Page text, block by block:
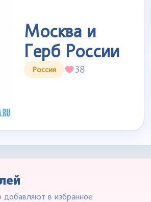
Москва и
Герб России
Россия 38
добавляют в избранное